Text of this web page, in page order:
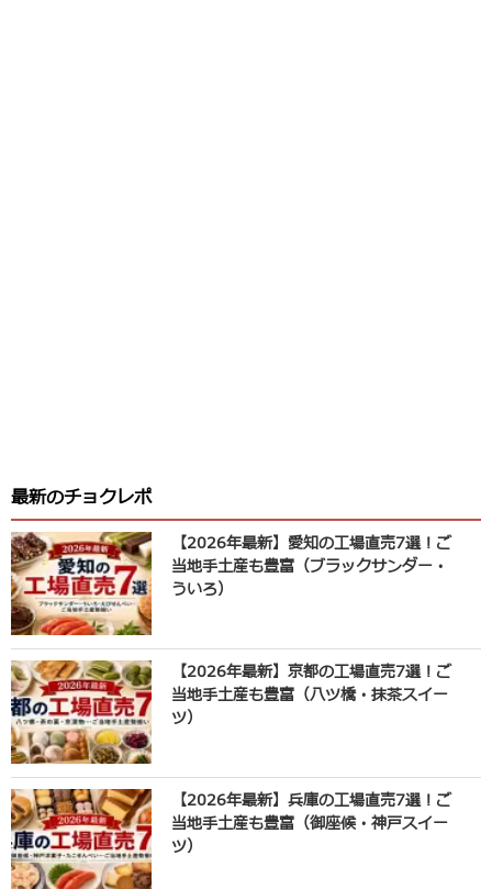
最新のチョクレポ
【2026年最新】愛知の工場直売7選！ご
当地手土産も豊富（ブラックサンダー・
ういろ）
【2026年最新】京都の工場直売7選！ご
当地手土産も豊富（八ツ橋・抹茶スイー
ツ）
【2026年最新】兵庫の工場直売7選！ご
当地手土産も豊富（御座候・神戸スイー
ツ）